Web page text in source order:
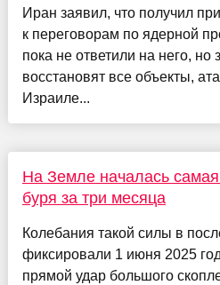
Иран заявил, что получил
к переговорам по ядерной
пока не ответили на него, но
восстановят все объекты,
Израиле...
На Земле началась
буря за три месяца
Колебания такой силы в
фиксировали 1 июня 2025
прямой удар большого